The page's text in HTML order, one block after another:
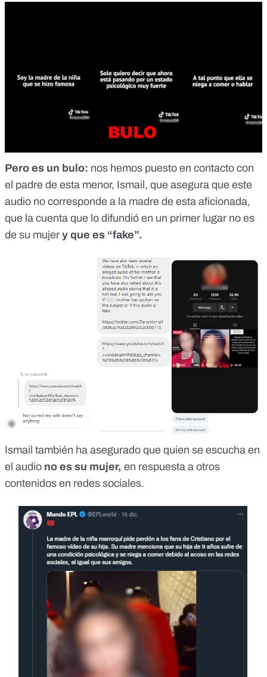
Pero es un bulo: nos hemos puesto en contacto con
el padre de esta menor, Ismail, que asegura que este
audio no corresponde a la madre de esta aficionada,
que la cuenta que lo difundió en un primer lugar no es
de su mujer y que es “fake”.
Ismail también ha asegurado que quien se escucha en
el audio no es su mujer, en respuesta a otros
contenidos en redes sociales.